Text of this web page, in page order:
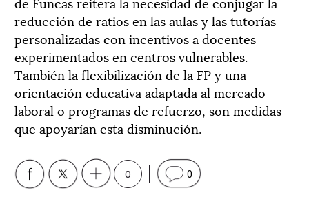
reducción de ratios en las aulas y las tutorías
personalizadas con incentivos a docentes
experimentados en centros vulnerables.
También la flexibilización de la FP y una
orientación educativa adaptada al mercado
laboral o programas de refuerzo, son medidas
que apoyarían esta disminución.
0 0